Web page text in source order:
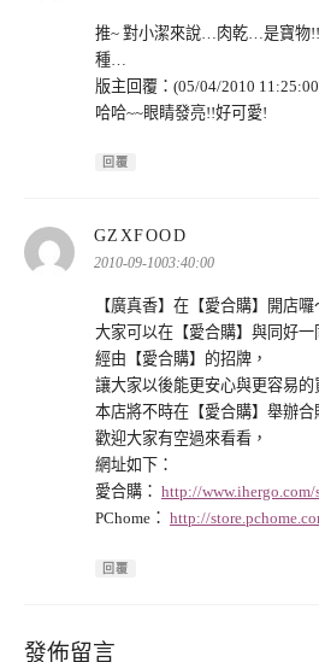
推~ 對小潔來說…肉乾…是寶物
種…
版主回覆：(05/04/2010
哈哈~~眼睛發亮!!好可愛!
回覆
GZXFOOD
示:
2010-09-1003:40:00
【廣真香】在【愛合購】開店囉
大家可以在【愛合購】與同好一
經由【愛合購】的招牌，
讓大家以後能更安心與更容易的
本店將不時在【愛合購】舉辦合
歡迎大家有空過來看看，
網址如下：
愛合購： http://
PChome： http://
回覆
發佈留言